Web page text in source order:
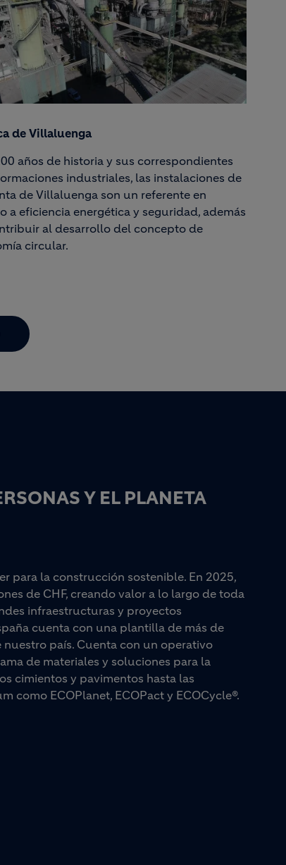
de Villaluenga
años de historia y sus correspondientes
industriales, las instalaciones de
de Villaluenga son un referente en
a eficiencia energética y seguridad, además
al desarrollo del concepto de
circular.
Y EL PLANETA
para la construcción sostenible. En 2025,
de CHF, creando valor a lo largo de toda
infraestructuras y proyectos
cuenta con una plantilla de más de
país. Cuenta con un operativo
de materiales y soluciones para la
cimientos y pavimentos hasta las
como ECOPlanet, ECOPact y ECOCycle®.